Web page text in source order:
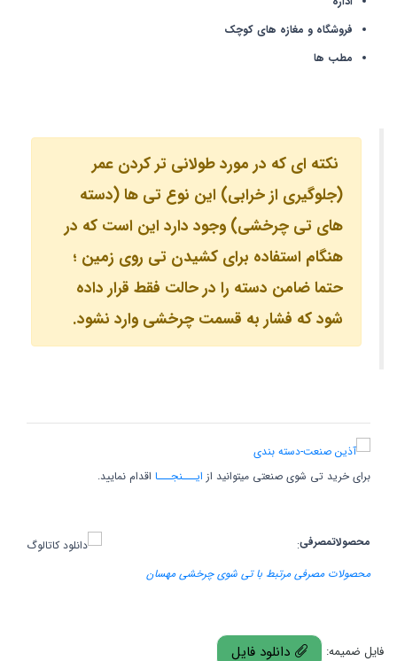
فروشگاه و مغازه های کوچک
مطب ها
نکته ای که در مورد طولانی تر کردن عمر
(جلوگیری از خرابی) این نوع تی ها (دسته
های تی چرخشی) وجود دارد این است که در
هنگام استفاده برای کشیدن تی روی زمین ؛
حتما ضامن دسته را در حالت فقط قرار داده
شود که فشار به قسمت چرخشی وارد نشود.
برای خرید تی شوی صنعتی میتوانید از ایـــنجـــا اقدام نمایید.
محصولاتمصرفی:
محصولات مصرفی مرتبط با تی شوی چرخشی مهسان
فایل ضمیمه: دانلود فایل